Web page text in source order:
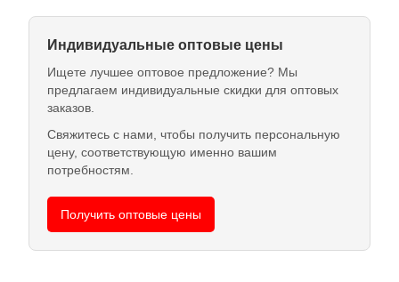
Индивидуальные оптовые цены
Ищете лучшее оптовое предложение? Мы
предлагаем индивидуальные скидки для оптовых
заказов.
Свяжитесь с нами, чтобы получить персональную
цену, соответствующую именно вашим
потребностям.
Получить оптовые цены